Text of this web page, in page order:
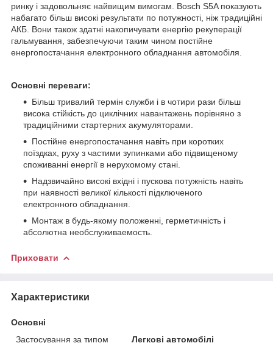
ринку і задовольняє найвищим вимогам. Bosch S5A показують
набагато більш високі результати по потужності, ніж традиційні
АКБ. Вони також здатні накопичувати енергію рекуперації
гальмування, забезпечуючи таким чином постійне
енергопостачання електронного обладнання автомобіля.
Основні переваги:
Більш тривалий термін служби і в чотири рази більш
висока стійкість до циклічних навантажень порівняно з
традиційними стартерних акумуляторами.
Постійне енергопостачання навіть при коротких
поїздках, руху з частими зупинками або підвищеному
споживанні енергії в нерухомому стані.
Надзвичайно високі вхідні і пускова потужність навіть
при наявності великої кількості підключеного
електронного обладнання.
Монтаж в будь-якому положенні, герметичність і
абсолютна необслуживаемость.
Приховати
Характеристики
Основні
Застосування за типом
Легкові автомобілі